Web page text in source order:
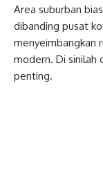
Area suburban
dibanding pusat
menyeimbangkan
modern. Di sinilah
penting.